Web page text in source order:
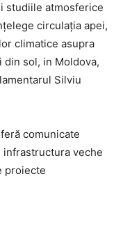
studiile atmosferice
circulația apei,
climatice asupra
sol, in Moldova,
Silviu
comunicate
veche
proiecte